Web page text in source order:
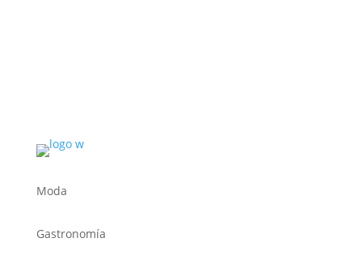
Moda
Gastronomía